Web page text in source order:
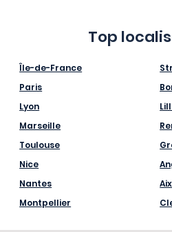
Top
Île-de-France
Paris
Lyon
Marseille
Toulouse
Nice
Nantes
Montpellier